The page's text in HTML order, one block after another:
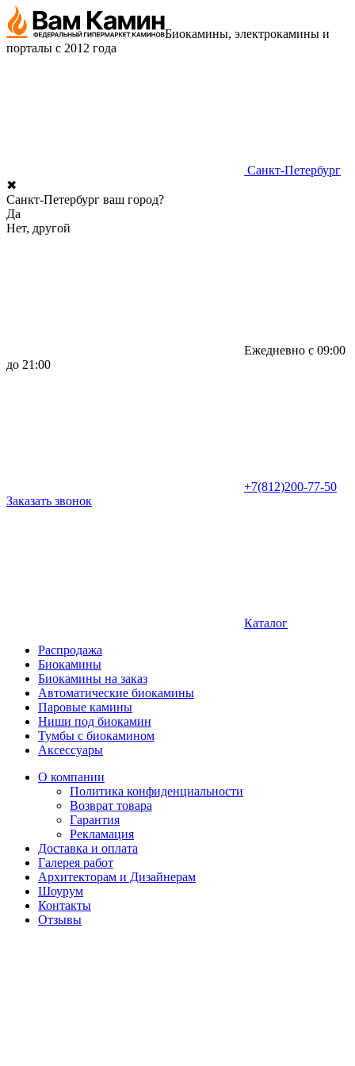
Биокамины, электрокамины и
порталы с 2012 года
Санкт-Петербург
✖
Санкт-Петербург ваш город?
Да
Нет, другой
Ежедневно с 09:00
до 21:00
+7(812)200-77-50
Заказать звонок
Каталог
Распродажа
Биокамины
Биокамины на заказ
Автоматические биокамины
Паровые камины
Ниши под биокамин
Тумбы с биокамином
Аксессуары
О компании
Политика конфиденциальности
Возврат товара
Гарантия
Рекламация
Доставка и оплата
Галерея работ
Архитекторам и Дизайнерам
Шоурум
Контакты
Отзывы